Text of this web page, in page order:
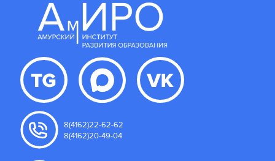
8(4162)22-62-62
8(4162)20-49-04